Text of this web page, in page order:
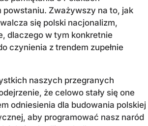
Zważywszy na to, jak
się polski nacjonalizm,
dlaczego w tym konkretnie
czynienia z trendem zupełnie
naszych przegranych
że celowo stały się one
odniesienia dla budowania polskiej
aby programować nasz naród